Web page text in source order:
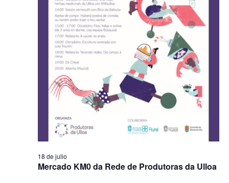
Mercado KM0 da Rede de Produtoras da Ulloa
18 de julio